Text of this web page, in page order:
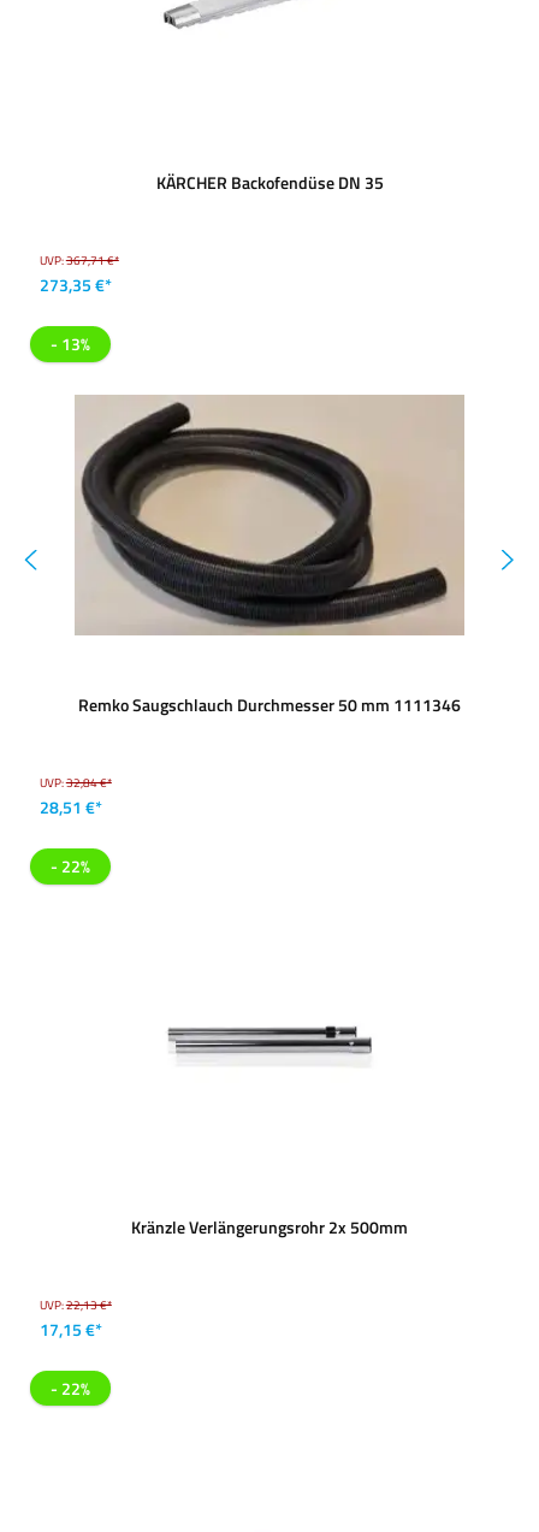
KÄRCHER Backofendüse DN 35
UVP:367,71 €*
273,35 €*
- 13%
Remko Saugschlauch Durchmesser 50 mm 1111346
UVP:32,84 €*
28,51 €*
- 22%
Kränzle Verlängerungsrohr 2x 500mm
UVP:22,13 €*
17,15 €*
- 22%